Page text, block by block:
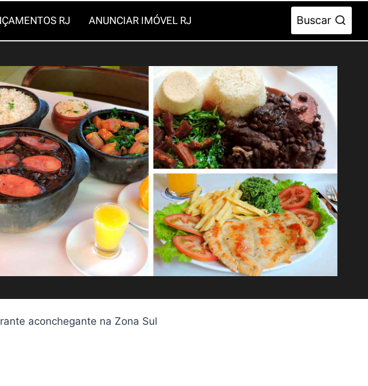
RJ ANUNCIAR IMÓVEL RJ Buscar
aconchegante na Zona Sul